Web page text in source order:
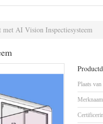
AI Vision Inspectiesysteem
Plaats